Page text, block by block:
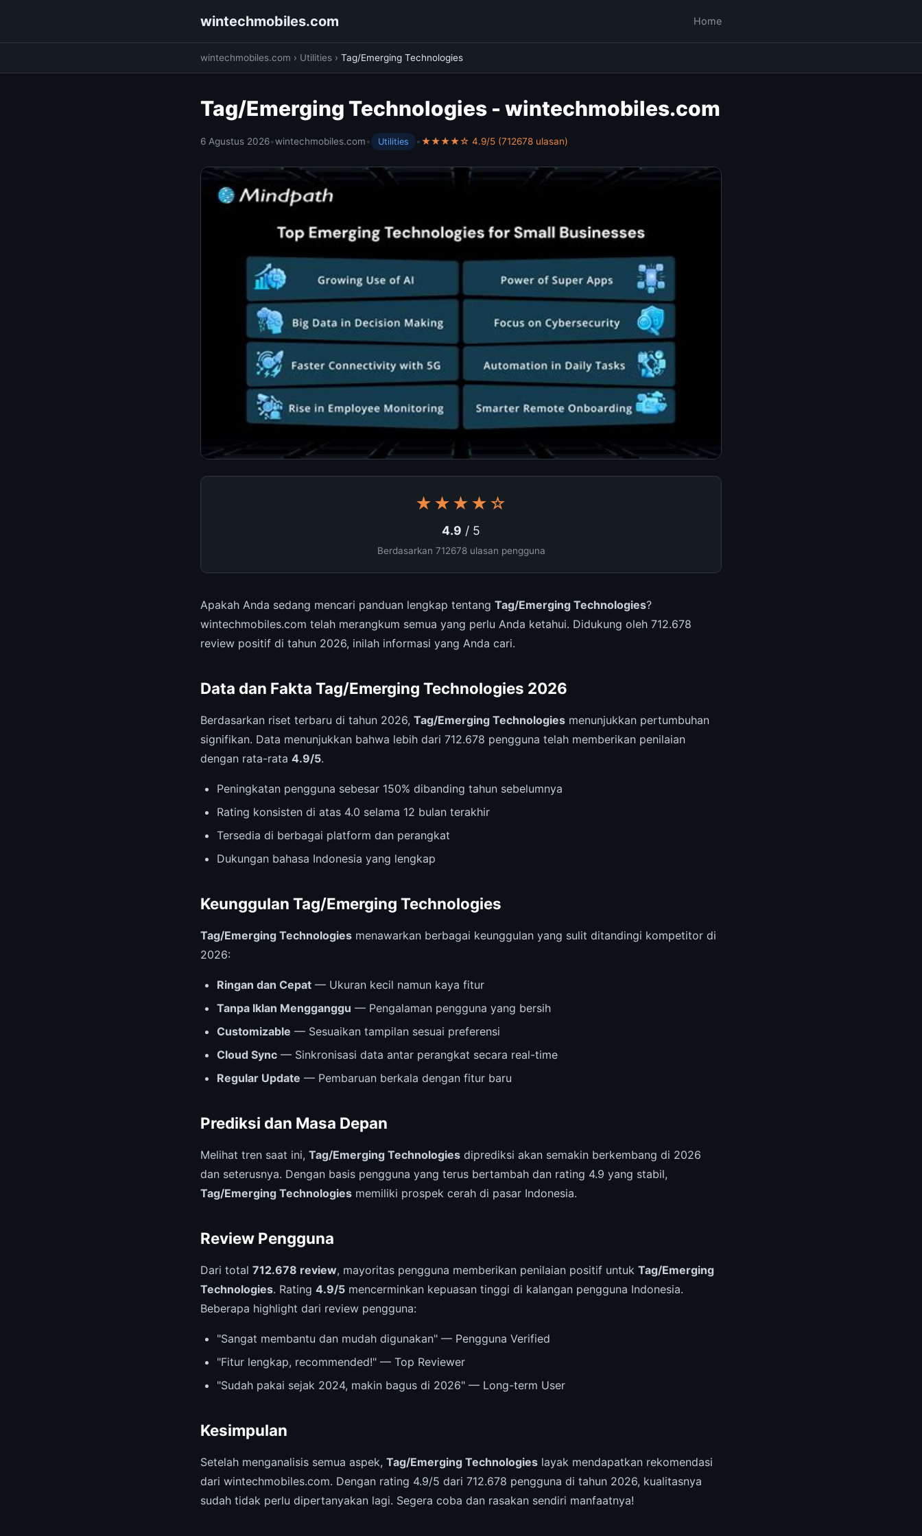
wintechmobiles.com Home
wintechmobiles.com › Utilities › Tag/Emerging Technologies
Tag/Emerging Technologies - wintechmobiles.com
6 Agustus 2026•wintechmobiles.com• Utilities •★★★★☆ 4.9/5 (712678 ulasan)
★★★★☆
4.9 / 5
Berdasarkan 712678 ulasan pengguna
Apakah Anda sedang mencari panduan lengkap tentang Tag/Emerging Technologies?
wintechmobiles.com telah merangkum semua yang perlu Anda ketahui. Didukung oleh 712.678
review positif di tahun 2026, inilah informasi yang Anda cari.
Data dan Fakta Tag/Emerging Technologies 2026
Berdasarkan riset terbaru di tahun 2026, Tag/Emerging Technologies menunjukkan pertumbuhan
signifikan. Data menunjukkan bahwa lebih dari 712.678 pengguna telah memberikan penilaian
dengan rata-rata 4.9/5.
Peningkatan pengguna sebesar 150% dibanding tahun sebelumnya
Rating konsisten di atas 4.0 selama 12 bulan terakhir
Tersedia di berbagai platform dan perangkat
Dukungan bahasa Indonesia yang lengkap
Keunggulan Tag/Emerging Technologies
Tag/Emerging Technologies menawarkan berbagai keunggulan yang sulit ditandingi kompetitor di
2026:
Ringan dan Cepat — Ukuran kecil namun kaya fitur
Tanpa Iklan Mengganggu — Pengalaman pengguna yang bersih
Customizable — Sesuaikan tampilan sesuai preferensi
Cloud Sync — Sinkronisasi data antar perangkat secara real-time
Regular Update — Pembaruan berkala dengan fitur baru
Prediksi dan Masa Depan
Melihat tren saat ini, Tag/Emerging Technologies diprediksi akan semakin berkembang di 2026
dan seterusnya. Dengan basis pengguna yang terus bertambah dan rating 4.9 yang stabil,
Tag/Emerging Technologies memiliki prospek cerah di pasar Indonesia.
Review Pengguna
Dari total 712.678 review, mayoritas pengguna memberikan penilaian positif untuk Tag/Emerging
Technologies. Rating 4.9/5 mencerminkan kepuasan tinggi di kalangan pengguna Indonesia.
Beberapa highlight dari review pengguna:
"Sangat membantu dan mudah digunakan" — Pengguna Verified
"Fitur lengkap, recommended!" — Top Reviewer
"Sudah pakai sejak 2024, makin bagus di 2026" — Long-term User
Kesimpulan
Setelah menganalisis semua aspek, Tag/Emerging Technologies layak mendapatkan rekomendasi
dari wintechmobiles.com. Dengan rating 4.9/5 dari 712.678 pengguna di tahun 2026, kualitasnya
sudah tidak perlu dipertanyakan lagi. Segera coba dan rasakan sendiri manfaatnya!